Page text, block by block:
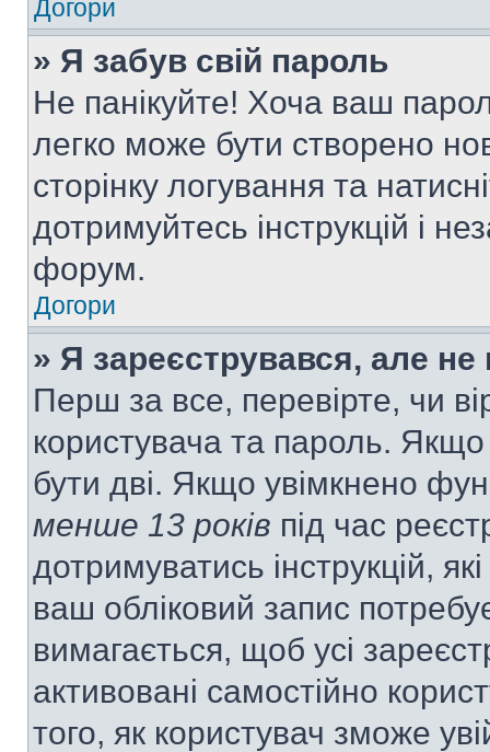
Догори
» Я забув свій пароль
Не панікуйте! Хоча ваш
легко може бути створено
сторінку логування та
дотримуйтесь інструкцій і
форум.
Догори
» Я зареєструвався, але
Перш за все, перевірте, чи
користувача та пароль.
бути дві. Якщо увімкнено
менше 13 років під час
дотримуватись інструкцій,
ваш обліковий запис
вимагається, щоб усі
активовані самостійно
того, як користувач зможе